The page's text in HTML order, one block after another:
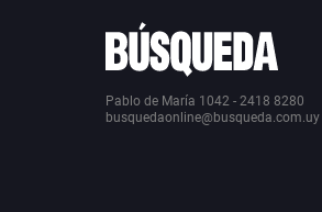
Pablo de María 1042 - 2418 8280
busquedaonline@busqueda.com.uy